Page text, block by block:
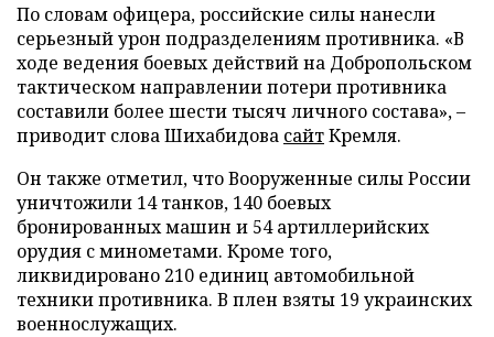
По словам офицера, российские силы нанесли
серьезный урон подразделениям противника. «В
ходе ведения боевых действий на Добропольском
тактическом направлении потери противника
составили более шести тысяч личного состава», –
приводит слова Шихабидова сайтКремля.
Он также отметил, что Вооруженные силы России
уничтожили 14 танков, 140 боевых
бронированных машин и 54 артиллерийских
орудия с минометами. Кроме того,
ликвидировано 210 единиц автомобильной
техники противника. В плен взяты 19 украинских
военнослужащих.